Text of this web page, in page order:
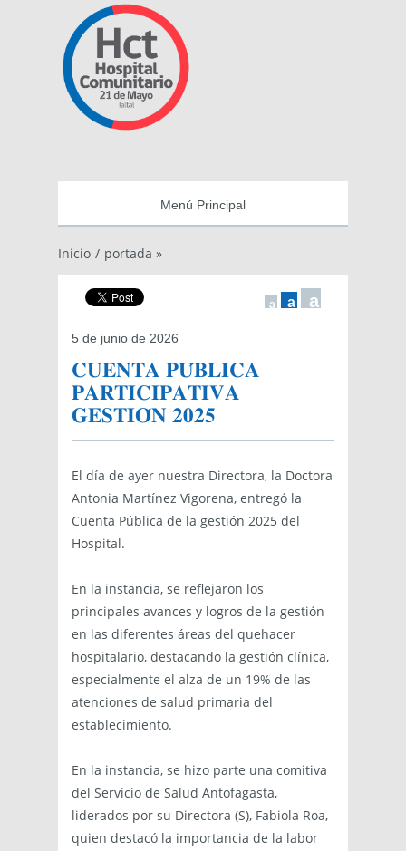
Menú Principal
Inicio / portada »
a a a
5 de junio de 2026
𝐂𝐔𝐄𝐍𝐓𝐀 𝐏𝐔́𝐁𝐋𝐈𝐂𝐀
𝐏𝐀𝐑𝐓𝐈𝐂𝐈𝐏𝐀𝐓𝐈𝐕𝐀
𝐆𝐄𝐒𝐓𝐈𝐎́𝐍 𝟐𝟎𝟐𝟓
El día de ayer nuestra Directora, la Doctora
Antonia Martínez Vigorena, entregó la
Cuenta Pública de la gestión 2025 del
Hospital.
En la instancia, se reflejaron los
principales avances y logros de la gestión
en las diferentes áreas del quehacer
hospitalario, destacando la gestión clínica,
especialmente el alza de un 19% de las
atenciones de salud primaria del
establecimiento.
En la instancia, se hizo parte una comitiva
del Servicio de Salud Antofagasta,
liderados por su Directora (S), Fabiola Roa,
quien destacó la importancia de la labor